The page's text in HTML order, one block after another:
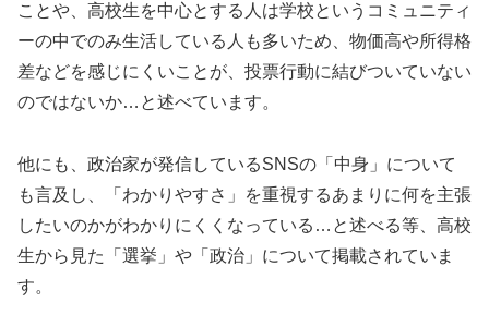
ことや、高校生を中心とする人は学校というコミュニティ
ーの中でのみ生活している人も多いため、物価高や所得格
差などを感じにくいことが、投票行動に結びついていない
のではないか…と述べています。
他にも、政治家が発信しているSNSの「中身」について
も言及し、「わかりやすさ」を重視するあまりに何を主張
したいのかがわかりにくくなっている…と述べる等、高校
生から見た「選挙」や「政治」について掲載されていま
す。